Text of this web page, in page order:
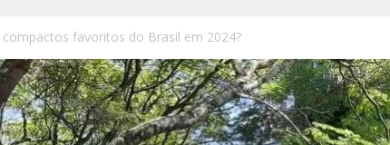
favoritos do Brasil em 2024?